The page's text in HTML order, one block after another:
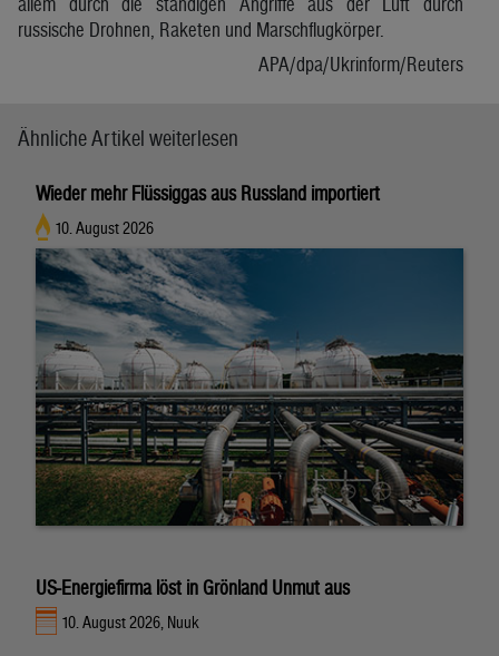
russische Drohnen, Raketen und Marschflugkörper.
APA/dpa/Ukrinform/Reuters
Ähnliche Artikel weiterlesen
Wieder mehr Flüssiggas aus Russland importiert
10. August 2026
US-Energiefirma löst in Grönland Unmut aus
10. August 2026, Nuuk